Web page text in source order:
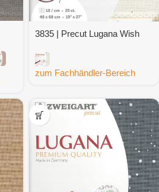
3835 | Precut Lugana Wish
zum Fachhändler-Bereich